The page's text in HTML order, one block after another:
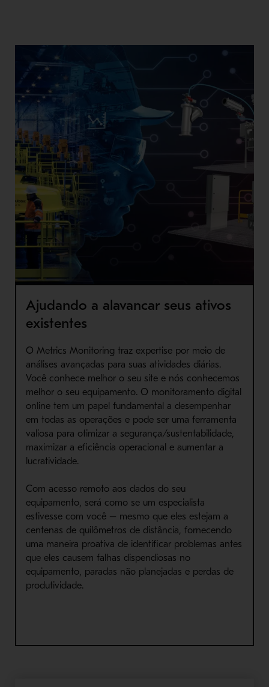
Ajudando a alavancar seus ativos
existentes
O Metrics Monitoring traz expertise por meio de
análises avançadas para suas atividades diárias.
Você conhece melhor o seu site e nós conhecemos
melhor o seu equipamento. O monitoramento digital
online tem um papel fundamental a desempenhar
em todas as operações e pode ser uma ferramenta
valiosa para otimizar a segurança/sustentabilidade,
maximizar a eficiência operacional e aumentar a
lucratividade.
Com acesso remoto aos dados do seu
equipamento, será como se um especialista
estivesse com você – mesmo que eles estejam a
centenas de quilômetros de distância, fornecendo
uma maneira proativa de identificar problemas antes
que eles causem falhas dispendiosas no
equipamento, paradas não planejadas e perdas de
produtividade.